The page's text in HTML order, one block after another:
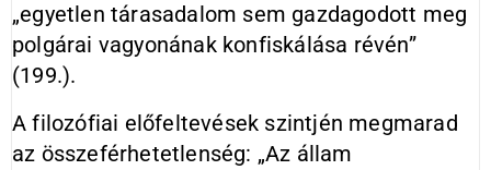
„egyetlen tárasadalom sem gazdagodott meg
polgárai vagyonának konfiskálása révén”
(199.).
A filozófiai előfeltevések szintjén megmarad
az összeférhetetlenség: „Az állam